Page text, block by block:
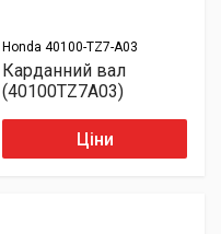
Honda 40100-TZ7-A03
Карданний вал
(40100TZ7A03)
Ціни